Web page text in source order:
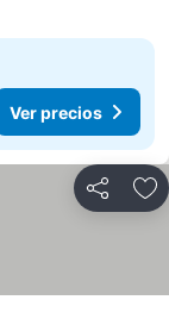
Ver precios
Compartir